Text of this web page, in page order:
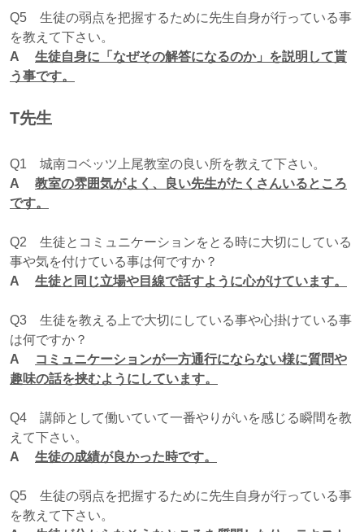
Q5 生徒の弱点を把握するために先生自身が行っている事
を教えて下さい。
A 生徒自身に「なぜその解答になるのか」を説明して貰
う事です。
T先生
Q1 城南コベッツ上尾教室の良い所を教えて下さい。
A 教室の雰囲気がよく、良い先生がたくさんいるところ
です。
Q2 生徒とコミュニケーションをとる時に大切にしている
事や気を付けている事は何ですか？
A 生徒と同じ立場や目線で話すように心がけています。
Q3 生徒を教える上で大切にしている事や心掛けている事
は何ですか？
A
コミュニケーションが一方通行にならない様に質問や
趣味の話を挟むようにしています。
Q4 講師として働いていて一番やりがいを感じる瞬間を教
えて下さい。
A 生徒の成績が良かった時です。
Q5 生徒の弱点を把握するために先生自身が行っている事
を教えて下さい。